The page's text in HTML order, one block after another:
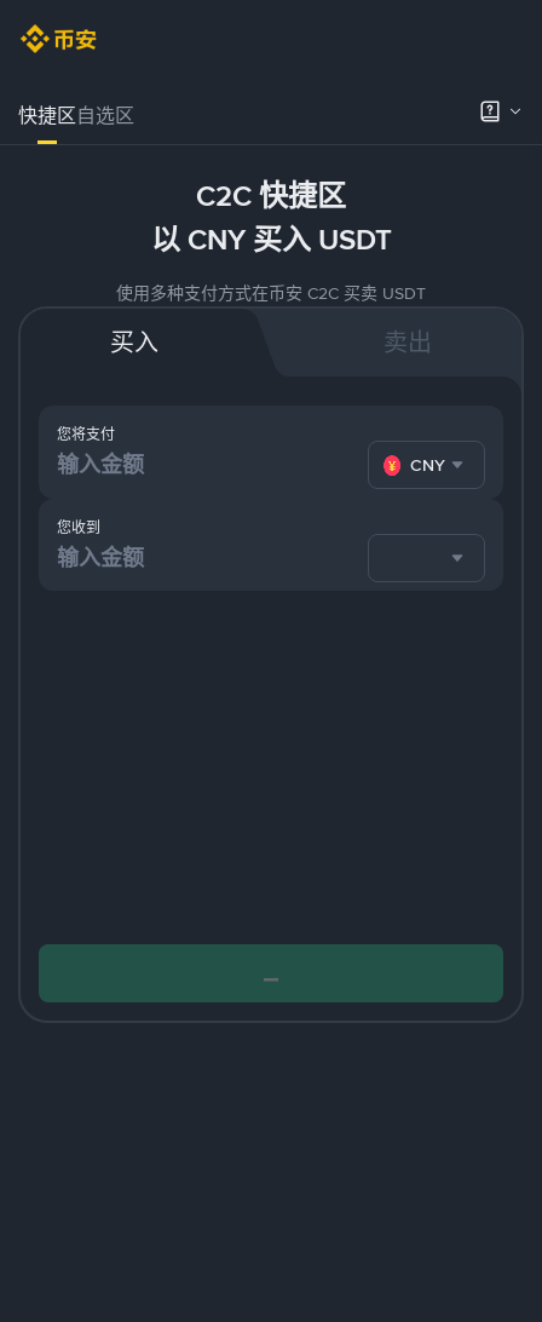
快捷区自选区
C2C 快捷区
以 CNY 买入 USDT
使用多种支付方式在币安 C2C 买卖 USDT
买入 卖出
您将支付
CNY
您收到